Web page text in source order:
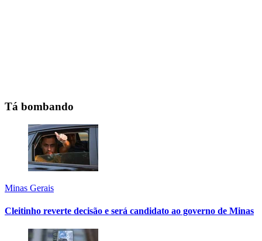
Tá bombando
Minas Gerais
Cleitinho reverte decisão e será candidato ao governo de Minas